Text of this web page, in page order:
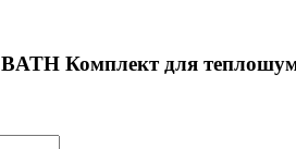
Комплект для